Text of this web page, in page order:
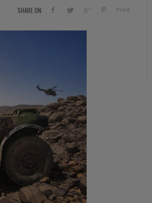
LE COIN DE LA « REDACCHEF »
VIDÉO
PODCAST
EVÈNEMENT
2013
SHARE ON: Print